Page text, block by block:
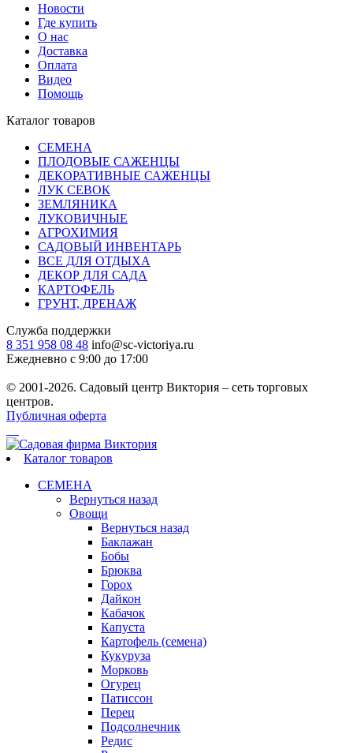
Новости
Где купить
О нас
Доставка
Оплата
Видео
Помощь
Каталог товаров
СЕМЕНА
ПЛОДОВЫЕ САЖЕНЦЫ
ДЕКОРАТИВНЫЕ САЖЕНЦЫ
ЛУК СЕВОК
ЗЕМЛЯНИКА
ЛУКОВИЧНЫЕ
АГРОХИМИЯ
САДОВЫЙ ИНВЕНТАРЬ
ВСЕ ДЛЯ ОТДЫХА
ДЕКОР ДЛЯ САДА
КАРТОФЕЛЬ
ГРУНТ, ДРЕНАЖ
Служба поддержки
8 351 958 08 48 info@sc-victoriya.ru
Ежедневно с 9:00 до 17:00
© 2001-2026. Садовый центр Виктория – сеть торговых
центров.
Публичная оферта
Каталог товаров
СЕМЕНА
Вернуться назад
Овощи
Вернуться назад
Баклажан
Бобы
Брюква
Горох
Дайкон
Кабачок
Капуста
Картофель (семена)
Кукуруза
Морковь
Огурец
Патиссон
Перец
Подсолнечник
Редис